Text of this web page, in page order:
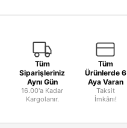
Tüm
Siparişleriniz
Aynı Gün
16.00'a Kadar
Kargolanır.
Tüm
Ürünlerde 6
Aya Varan
Taksit
İmkânı!